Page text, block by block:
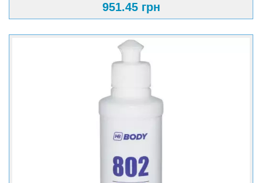
951.45 грн